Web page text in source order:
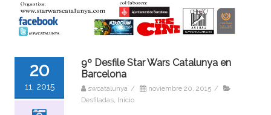
20
11, 2015
9º Desfile Star Wars Catalunya en
Barcelona
swcatalunya / noviembre 20, 2015 /
Desfiladas Inicio